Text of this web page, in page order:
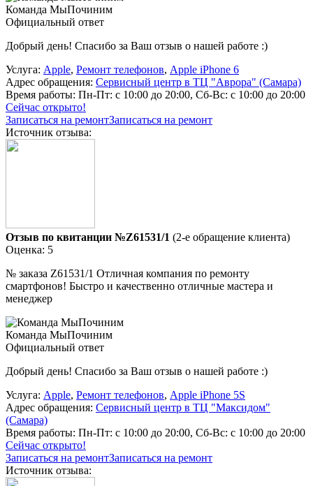
Команда МыПочиним
Официальный ответ
Добрый день! Спасибо за Ваш отзыв о нашей работе :)
Услуга: Apple, Ремонт телефонов, Apple iPhone 6
Адрес обращения: Сервисный центр в ТЦ "Аврора" (Самара)
Время работы: Пн-Пт: с 10:00 до 20:00, Сб-Вс: с 10:00 до 20:00
Сейчас открыто!
Записаться на ремонтЗаписаться на ремонт
Источник отзыва:
Отзыв по квитанции №Z61531/1 (2-е обращение клиента)
Оценка: 5
№ заказа Z61531/1 Отличная компания по ремонту
смартфонов! Быстро и качественно отличные мастера и
менеджер
Команда МыПочиним
Официальный ответ
Добрый день! Спасибо за Ваш отзыв о нашей работе :)
Услуга: Apple, Ремонт телефонов, Apple iPhone 5S
Адрес обращения: Сервисный центр в ТЦ "Максидом"
(Самара)
Время работы: Пн-Пт: с 10:00 до 20:00, Сб-Вс: с 10:00 до 20:00
Сейчас открыто!
Записаться на ремонтЗаписаться на ремонт
Источник отзыва: